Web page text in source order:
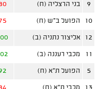
9 בני הרצליה (ח)
10 הפועל ב"ש (ח)
12 אליצור נתניה (ב)
11 מכבי רעננה (ב)
5 הפועל ת"א (ח)